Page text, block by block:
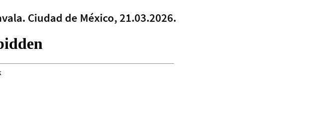
Ciudad de México, 21.03.2026.